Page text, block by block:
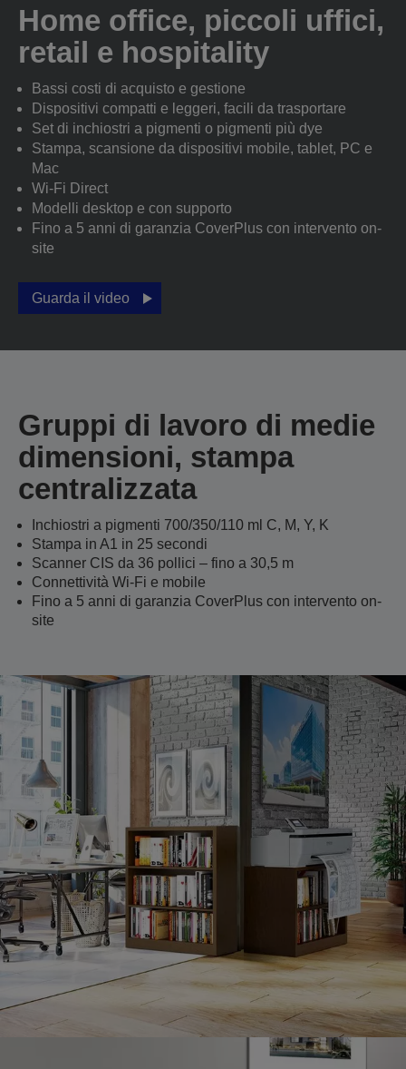
Home office, piccoli uffici,
retail e hospitality
Bassi costi di acquisto e gestione
Dispositivi compatti e leggeri, facili da trasportare
Set di inchiostri a pigmenti o pigmenti più dye
Stampa, scansione da dispositivi mobile, tablet, PC e
Mac
Wi-Fi Direct
Modelli desktop e con supporto
Fino a 5 anni di garanzia CoverPlus con intervento on-
site
Guarda il video
Gruppi di lavoro di medie
dimensioni, stampa
centralizzata
Inchiostri a pigmenti 700/350/110 ml C, M, Y, K
Stampa in A1 in 25 secondi
Scanner CIS da 36 pollici – fino a 30,5 m
Connettività Wi-Fi e mobile
Fino a 5 anni di garanzia CoverPlus con intervento on-
site